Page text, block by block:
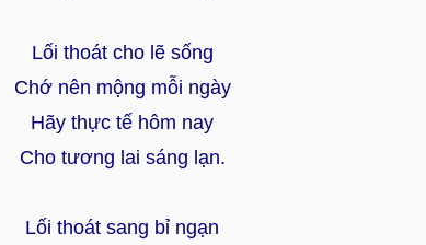
Lối thoát cho lẽ sống
Chớ nên mộng mỗi ngày
Hãy thực tế hôm nay
Cho tương lai sáng lạn.
Lối thoát sang bỉ ngạn